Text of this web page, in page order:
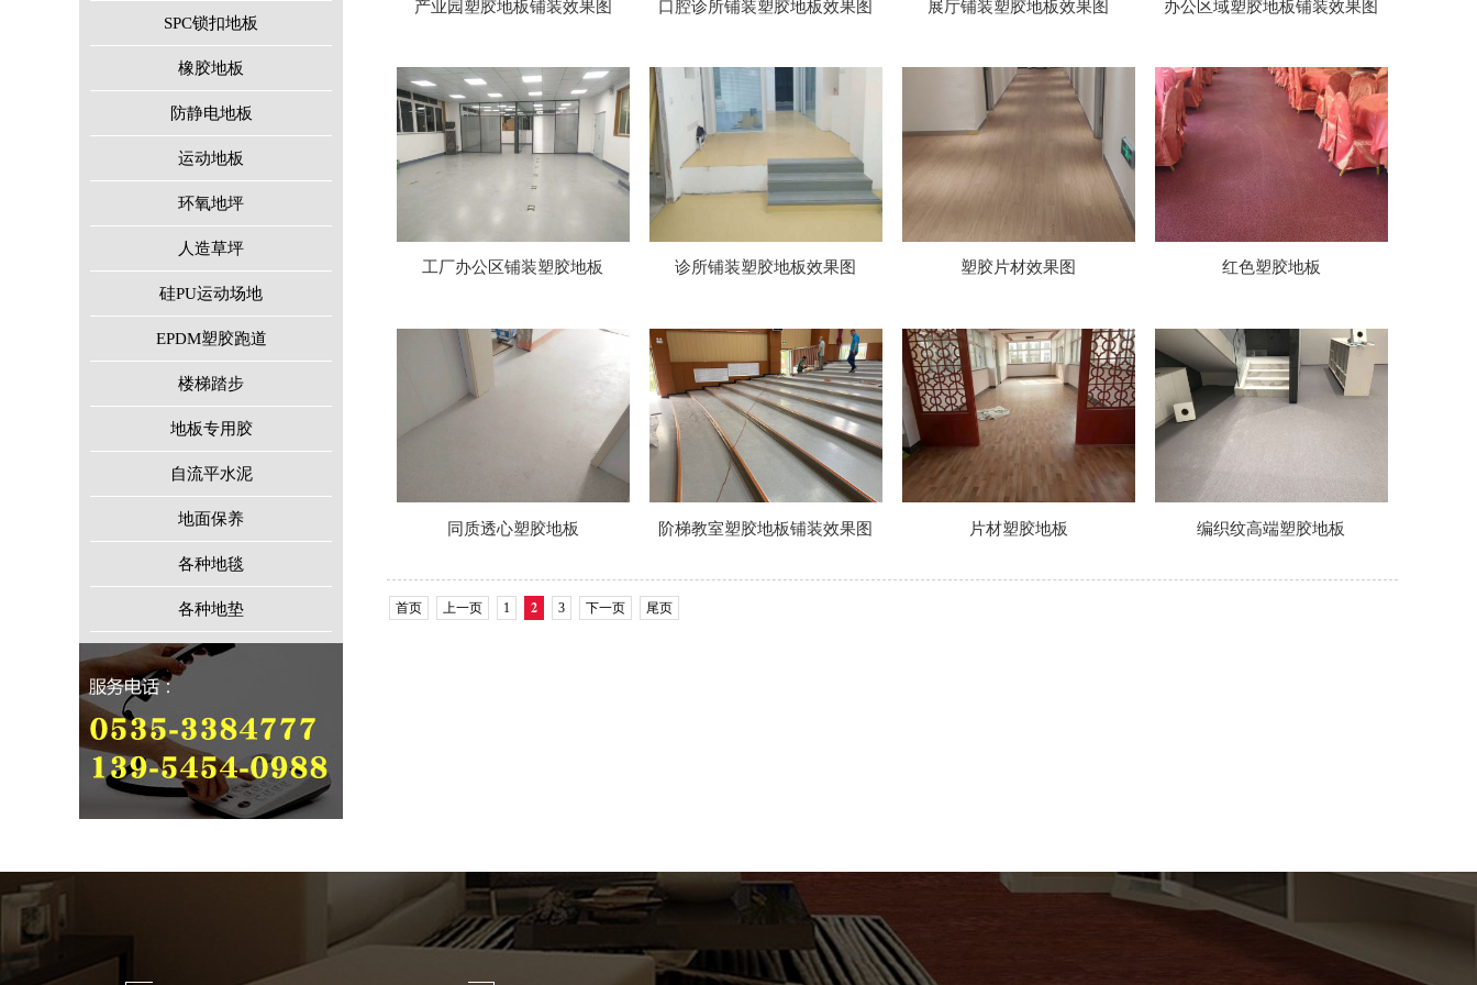
SPC锁扣地板
橡胶地板
防静电地板
运动地板
环氧地坪
人造草坪
硅PU运动场地
EPDM塑胶跑道
楼梯踏步
地板专用胶
自流平水泥
地面保养
各种地毯
各种地垫
产业园塑胶地板铺装效果图 口腔诊所铺装塑胶地板效果图 展厅铺装塑胶地板效果图 办公区域塑胶地板铺装效果图
工厂办公区铺装塑胶地板 诊所铺装塑胶地板效果图 塑胶片材效果图 红色塑胶地板
同质透心塑胶地板 阶梯教室塑胶地板铺装效果图 片材塑胶地板 编织纹高端塑胶地板
首页 上一页 1 2 3 下一页 尾页